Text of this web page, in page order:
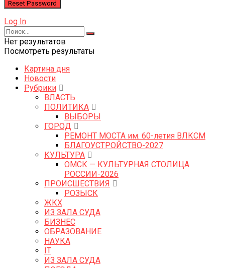
Log In
Нет результатов
Посмотреть результаты
Картина дня
Новости
Рубрики
ВЛАСТЬ
ПОЛИТИКА
ВЫБОРЫ
ГОРОД
РЕМОНТ МОСТА им. 60-летия ВЛКСМ
БЛАГОУСТРОЙСТВО-2027
КУЛЬТУРА
ОМСК — КУЛЬТУРНАЯ СТОЛИЦА
РОССИИ-2026
ПРОИСШЕСТВИЯ
РОЗЫСК
ЖКХ
ИЗ ЗАЛА СУДА
БИЗНЕС
ОБРАЗОВАНИЕ
НАУКА
IT
ИЗ ЗАЛА СУДА